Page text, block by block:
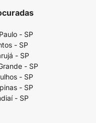
- SP
- SP
- SP
- SP
- SP
- SP
- SP